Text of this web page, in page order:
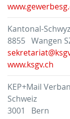
Kantonal-
8855 Wangen
www.ksgv.ch
KEP+Mail
Schweiz
3001 Bern